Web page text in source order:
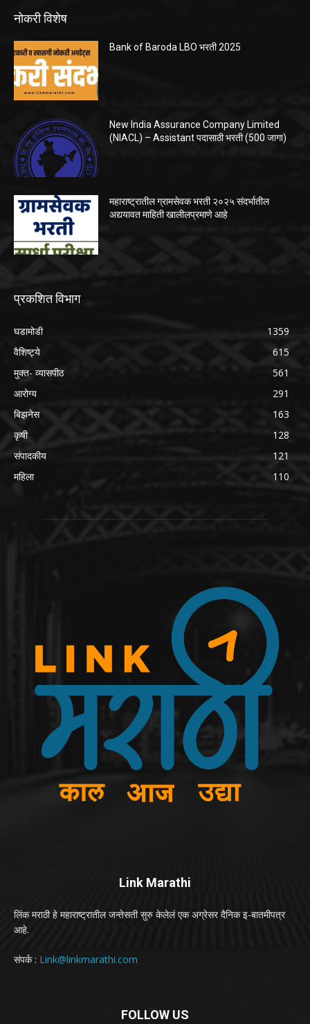
नोकरी विशेष
Bank of Baroda LBO भरती 2025
New India Assurance Company Limited
(NIACL) – Assistant पदासाठी भरती (500 जागा)
महाराष्ट्रातील ग्रामसेवक भरती २०२५ संदर्भातील
अद्ययावत माहिती खालीलप्रमाणे आहे
प्रकशित विभाग
घडामोडी
1359
वैशिष्ट्ये
615
मुक्त- व्यासपीठ
561
आरोग्य
291
बिझनेस
163
कृषी
128
संपादकीय
121
महिला
110
Link Marathi
लिंक मराठी हे महाराष्ट्रातील जन्तेसती सुरु केलेलं एक अग्रेसर दैनिक इ-बातमीपत्र
आहे.
संपर्क : Link@linkmarathi.com
FOLLOW US